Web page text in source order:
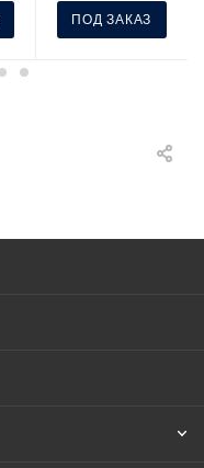
ПОД ЗАКАЗ